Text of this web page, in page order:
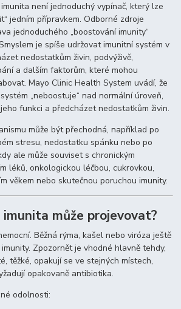
není jednoduchý vypínač, který lze
jedním přípravkem. Odborné zdroje
jednoduchého „boostování imunity“
je spíše udržovat imunitní systém v
nedostatkům živin, podvýživě,
a dalším faktorům, které mohou
Mayo Clinic Health System uvádí, že
„neboostuje“ nad normální úroveň,
funkci a předcházet nedostatkům živin.
může být přechodná, například po
stresu, nedostatku spánku nebo po
ale může souviset s chronickým
léků, onkologickou léčbou, cukrovkou,
věkem nebo skutečnou poruchou imunity.
imunita může projevovat?
Běžná rýma, kašel nebo viróza ještě
Zpozornět je vhodné hlavně tehdy,
těžké, opakují se ve stejných místech,
opakovaně antibiotika.
odolnosti: